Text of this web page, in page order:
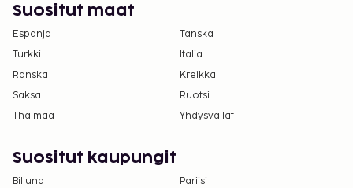
tässä majoituspaikassa. Saat lisätietoja asiasta
ottamalla yhteyttä majoituspaikkaan
varausvahvistuksessa olevien tietojen avulla.
Suositut maat
Espanja
Tanska
Turkki
Italia
Ranska
Kreikka
Saksa
Ruotsi
Thaimaa
Yhdysvallat
Suositut kaupungit
Billund
Pariisi